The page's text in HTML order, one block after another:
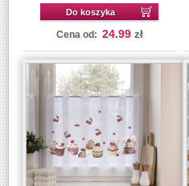
Do koszyka
Cena od: 24.99 zł